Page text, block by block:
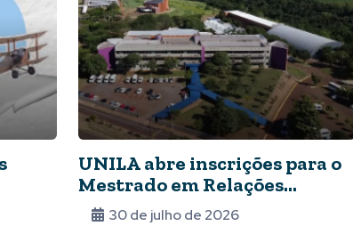
UNILA abre inscrições para o
Mestrado em Relações
Internacionais
30 de julho de 2026